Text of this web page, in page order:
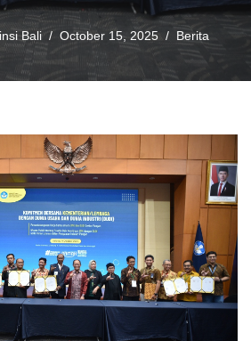
Bali October 15, 2025 Berita